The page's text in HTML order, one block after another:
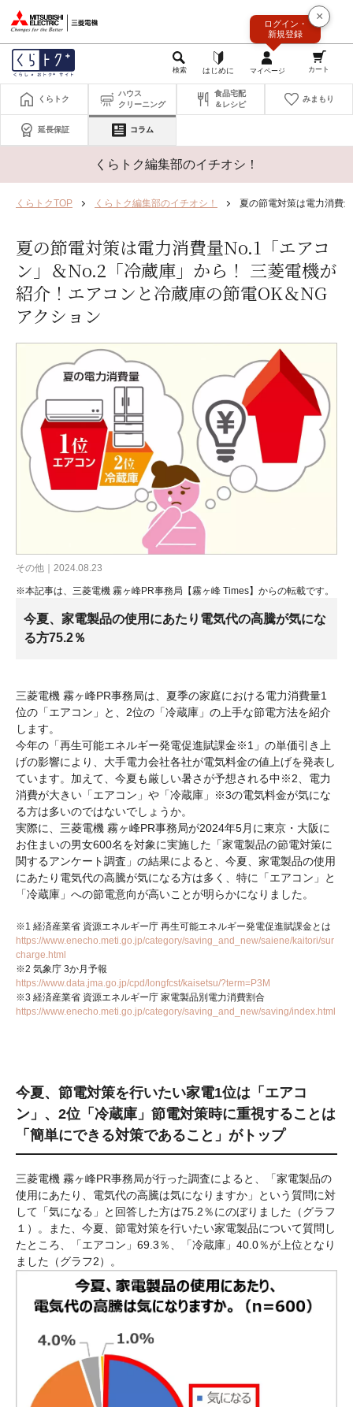
×
ログイン・
新規登録
くらトク
ハウス
クリーニング
食品宅配
＆レシピ
みまもり
延長保証 コラム
くらトク編集部のイチオシ！
くらトクTOP くらトク編集部のイチオシ！ 夏の節電対策は電力消費
夏の節電対策は電力消費量No.1「エアコ
ン」＆No.2「冷蔵庫」から！ 三菱電機が
紹介！エアコンと冷蔵庫の節電OK＆NG
アクション
その他｜2024.08.23
※本記事は、三菱電機 霧ヶ峰PR事務局【霧ヶ峰 Times】からの転載です。
今夏、家電製品の使用にあたり電気代の高騰が気にな
る方75.2％
三菱電機 霧ヶ峰PR事務局は、夏季の家庭における電力消費量1
位の「エアコン」と、2位の「冷蔵庫」の上手な節電方法を紹介
します。
今年の「再生可能エネルギー発電促進賦課金※1」の単価引き上
げの影響により、大手電力会社各社が電気料金の値上げを発表し
ています。加えて、今夏も厳しい暑さが予想される中※2、電力
消費が大きい「エアコン」や「冷蔵庫」※3の電気料金が気にな
る方は多いのではないでしょうか。
実際に、三菱電機 霧ヶ峰PR事務局が2024年5月に東京・大阪に
お住まいの男女600名を対象に実施した「家電製品の節電対策に
関するアンケート調査」の結果によると、今夏、家電製品の使用
にあたり電気代の高騰が気になる方は多く、特に「エアコン」と
「冷蔵庫」への節電意向が高いことが明らかになりました。
※1 経済産業省 資源エネルギー庁 再生可能エネルギー発電促進賦課金とは
https://www.enecho.meti.go.jp/category/saving_and_new/saiene/kaitori/sur
charge.html
※2 気象庁 3か月予報
https://www.data.jma.go.jp/cpd/longfcst/kaisetsu/?term=P3M
※3 経済産業省 資源エネルギー庁 家電製品別電力消費割合
https://www.enecho.meti.go.jp/category/saving_and_new/saving/index.html
今夏、節電対策を行いたい家電1位は「エアコ
ン」、2位「冷蔵庫」節電対策時に重視することは
「簡単にできる対策であること」がトップ
三菱電機 霧ヶ峰PR事務局が行った調査によると、「家電製品の
使用にあたり、電気代の高騰は気になりますか」という質問に対
して「気になる」と回答した方は75.2％にのぼりました（グラフ
１）。また、今夏、節電対策を行いたい家電製品について質問し
たところ、「エアコン」69.3％、「冷蔵庫」40.0％が上位となり
ました（グラフ2）。